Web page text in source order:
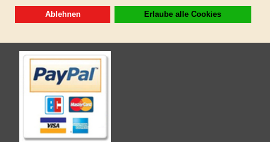
Warenkorb